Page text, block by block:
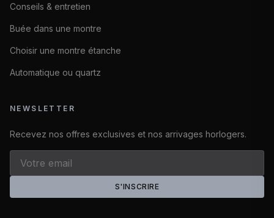
Conseils & entretien
Buée dans une montre
Choisir une montre étanche
Automatique ou quartz
NEWSLETTER
Recevez nos offres exclusives et nos arrivages horlogers.
S'INSCRIRE